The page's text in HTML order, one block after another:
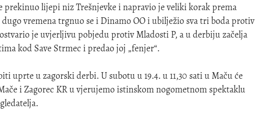
prekinuo lijepi niz Trešnjevke i napravio je veliki korak prema
vremena trgnuo se i Dinamo OO i ubilježio sva tri boda protiv
je uvjerljivu pobjedu protiv Mladosti P, a u derbiju začelja
kod Save Strmec i predao joj „fenjer“.
uprte u zagorski derbi. U subotu u 19.4. u 11,30 sati u Maču će
i Zagorec KR u vjerujemo istinskom nogometnom spektaklu